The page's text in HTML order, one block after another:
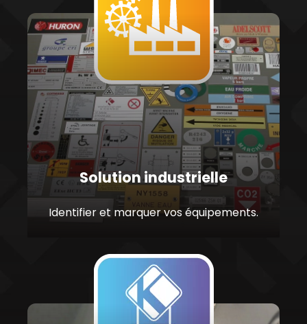
Solution industrielle
Identifier et marquer vos équipements.